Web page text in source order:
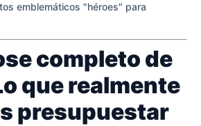
emblemáticos "héroes" para
completo de
que realmente
presupuestar